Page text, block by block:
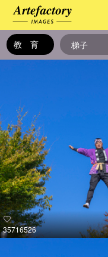
35716526